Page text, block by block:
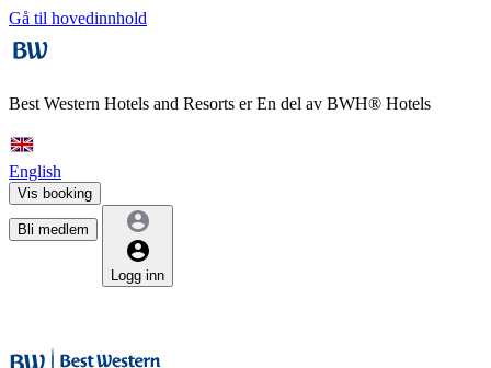
Gå til hovedinnhold
Best Western Hotels and Resorts erEn del av BWH® Hotels
English
Vis booking
Bli medlem
Logg inn